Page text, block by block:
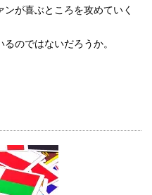
が喜ぶところを攻めていく
のではないだろうか。